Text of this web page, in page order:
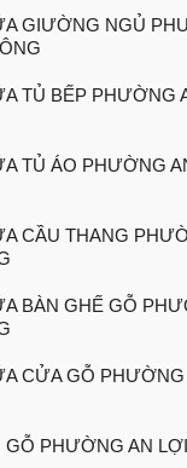
GIƯỜNG NGỦ
TỦ BẾP PHƯỜNG
TỦ ÁO PHƯỜNG
CẦU THANG
BÀN GHẾ GỖ
CỬA GỖ PHƯỜNG
GỖ PHƯỜNG AN